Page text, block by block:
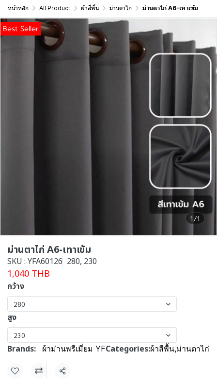
หน้าหลัก All Product ผ้าสีพื้น ม่านตาไก่ ม่านตาไก่ A6-เทาเข้ม
1/1
Best Seller
ม่านตาไก่ A6-เทาเข้ม
SKU : YFA60126 280, 230
1,040 THB
กว้าง
280
สูง
230
Brands: ผ้าม่านพรีเมี่ยม YFCategories:ผ้าสีพื้น,ม่านตาไก่
Share